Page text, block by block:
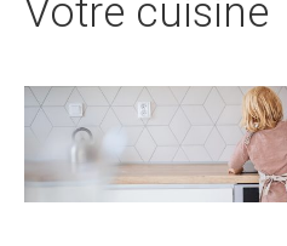
Votre cuisine